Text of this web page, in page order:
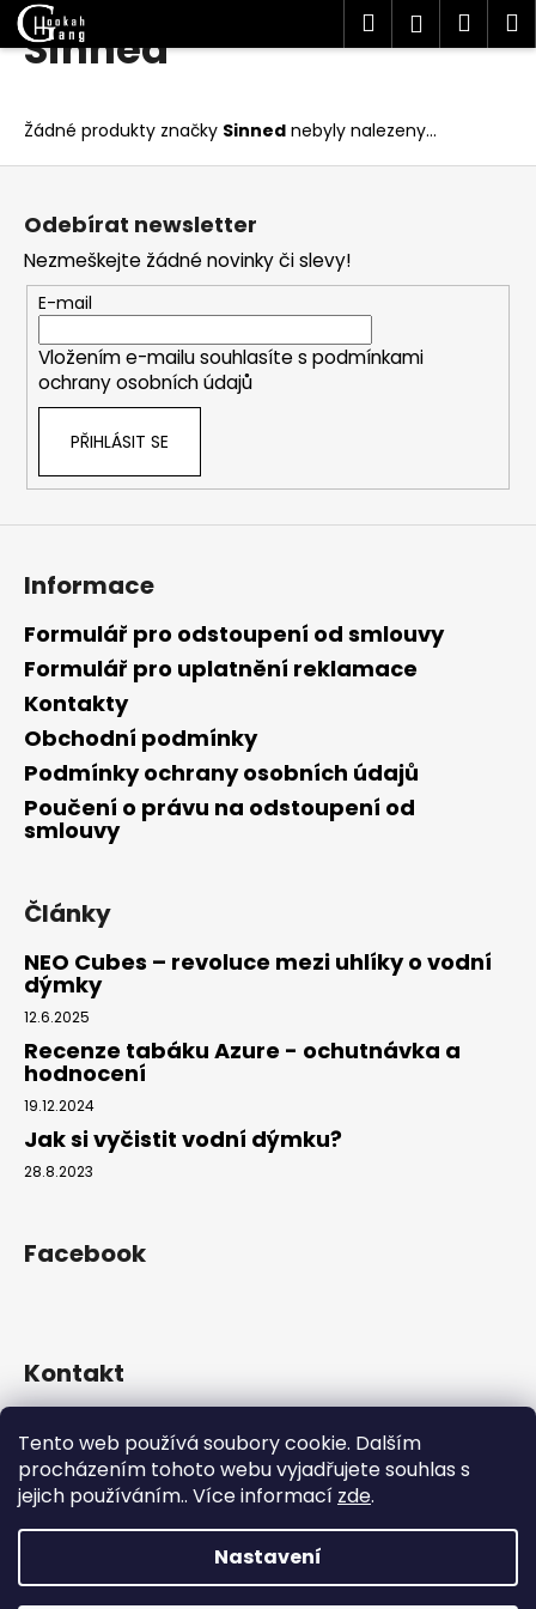
Tento web používá soubory cookie. Dalším
procházením tohoto webu vyjadřujete souhlas s
jejich používáním.. Více informací zde.
Nastavení
Přejít
Hledat
Sinned
Žádné produkty značky Sinned nebyly nalezeny...
K
o Zpět
Zpět
C
o
o
t
ř
e
b
u
n
a
j
í
t
?
HLEDAT
D
p
o
r
u
č
u
e
m
Z
Odebírat newsletter
Nezmeškejte žádné novinky či slevy!
E-mail
Vložením e-mailu souhlasíte s podmínkami
ochrany osobních údajů
PŘIHLÁSIT SE
Informace
Formulář pro odstoupení od smlouvy
Formulář pro uplatnění reklamace
Kontakty
Obchodní podmínky
Podmínky ochrany osobních údajů
Poučení o právu na odstoupení od
smlouvy
Články
NEO Cubes – revoluce mezi uhlíky o vodní
dýmky
12.6.2025
Recenze tabáku Azure - ochutnávka a
hodnocení
19.12.2024
Jak si vyčistit vodní dýmku?
28.8.2023
Facebook
Kontakt
+420 739 522 572
hookah_gang.cz/